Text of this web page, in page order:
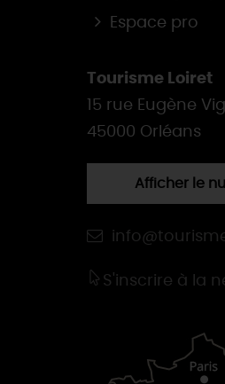
Espace pro
Tourisme Loiret
15 rue Eugène
45000 Orléans
Afficher le
S'inscrire à la